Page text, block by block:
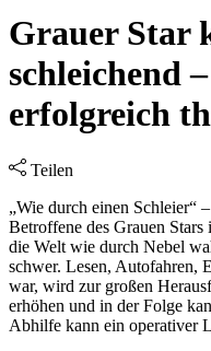
Grauer Star
schleichend
erfolgreich
Teilen
„Wie durch einen Schleier“
Betroffene des Grauen
die Welt wie durch Nebel
schwer. Lesen, Autofahren,
war, wird zur großen
erhöhen und in der Folge
Abhilfe kann ein operativer